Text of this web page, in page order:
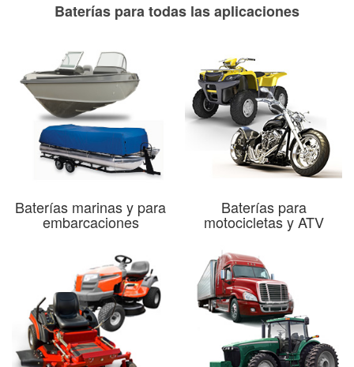
Baterías para todas las aplicaciones
Baterías marinas y para
embarcaciones
Baterías para
motocicletas y ATV